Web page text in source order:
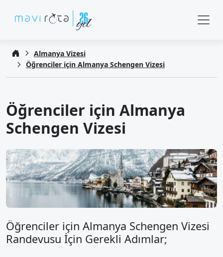
Almanya Vizesi
Öğrenciler için Almanya Schengen Vizesi
Öğrenciler için Almanya
Schengen Vizesi
Öğrenciler için Almanya Schengen Vizesi
Randevusu İçin Gerekli Adımlar;